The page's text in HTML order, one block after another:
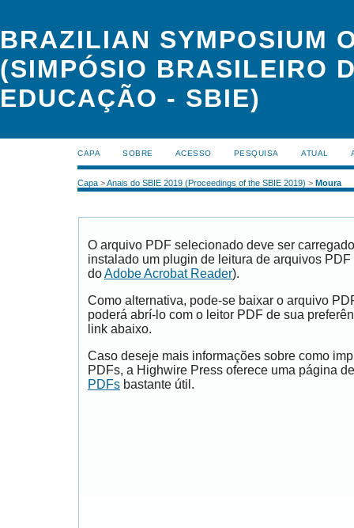
BRAZILIAN SYMPOSIUM
(SIMPÓSIO BRASILEIRO
EDUCAÇÃO - SBIE)
CAPA SOBRE ACESSO PESQUISA ATUAL
Capa >Anais do SBIE 2019 (Proceedings of the SBIE 2019) > Moura
O arquivo PDF selecionado deve ser
instalado um plugin de leitura de arquivos
doAdobe Acrobat Reader).
Como alternativa, pode-se baixar o arquivo
poderá abrí-lo com o leitor PDF de sua
link abaixo.
Caso deseje mais informações sobre como
PDFs, a Highwire Press oferece uma página
PDFs bastante útil.